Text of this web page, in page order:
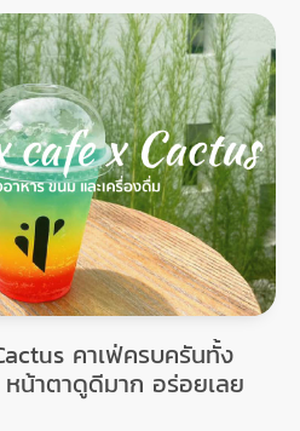
ย จะเป็นยังไง ถ่ายรูปมุมไหนดี มี
ล้ย
คาเฟ่ครบครันทั้ง
น้าตาดูดีมาก อร่อยเลย